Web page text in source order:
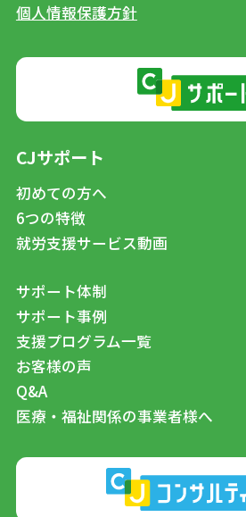
個人情報保護方針
CJサポート
初めての方へ
6つの特徴
就労支援サービス動画
サポート体制
サポート事例
支援プログラム一覧
お客様の声
Q&A
医療・福祉関係の事業者様へ